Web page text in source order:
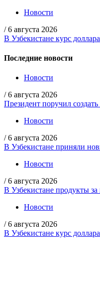
Новости
/ 6 августа 2026
В Узбекистане курс
Последние новости
Новости
/ 6 августа 2026
Президент поручил
Новости
/ 6 августа 2026
В Узбекистане приняли
Новости
/ 6 августа 2026
В Узбекистане продукты
Новости
/ 6 августа 2026
В Узбекистане курс